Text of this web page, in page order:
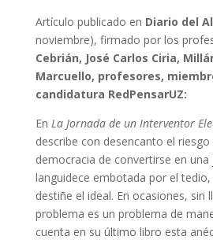
Artículo publicado en Diario del
noviembre), firmado por los
Cebrián, José Carlos Ciria,
Marcuello, profesores,
candidatura RedPensarUZ:
En La Jornada de un Interventor
describe con desencanto el
democracia de convertirse en
languidece embotada por el
destiñe el ideal. En ocasiones, sin
problema es un problema de
cuenta en su último libro esta